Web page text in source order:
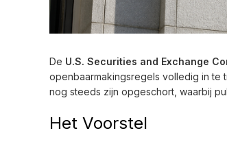
De U.S. Securities and Exchange
openbaarmakingsregels volledig in
nog steeds zijn opgeschort, waarbij
Het Voorstel